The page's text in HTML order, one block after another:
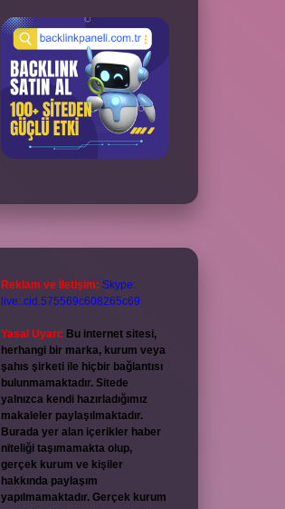
Reklam ve İletişim: Skype:
live:.cid.575569c608265c69
Yasal Uyarı: Bu internet sitesi,
herhangi bir marka, kurum veya
şahıs şirketi ile hiçbir bağlantısı
bulunmamaktadır. Sitede
yalnızca kendi hazırladığımız
makaleler paylaşılmaktadır.
Burada yer alan içerikler haber
niteliği taşımamakta olup,
gerçek kurum ve kişiler
hakkında paylaşım
yapılmamaktadır. Gerçek kurum